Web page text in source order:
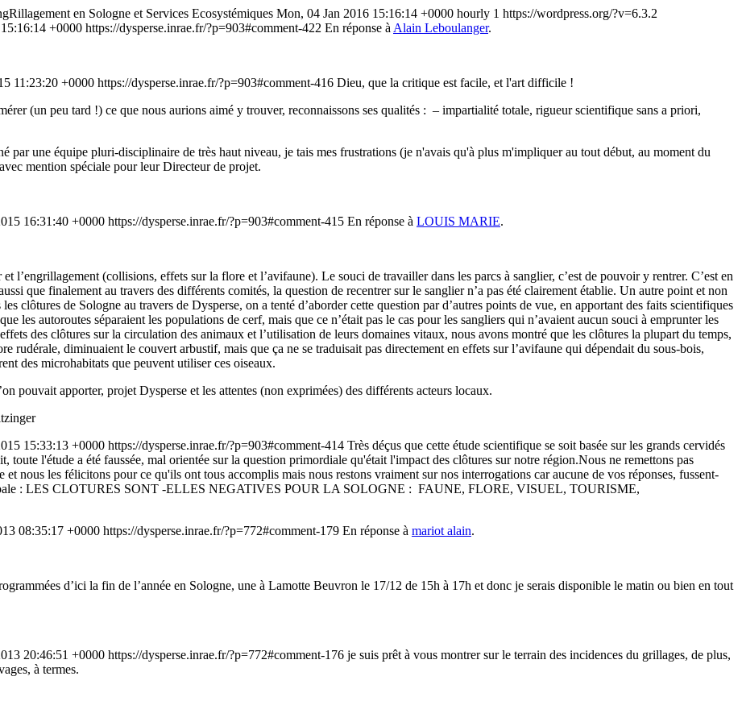
en Sologne et Services Ecosystémiques Mon, 04 Jan 2016 15:16:14 +0000 hourly 1 https://wordpress.org/?v=6.3.2
+0000 https://dysperse.inrae.fr/?p=903#comment-422 En réponse à Alain Leboulanger.
11:23:20 +0000 https://dysperse.inrae.fr/?p=903#comment-416 Dieu, que la critique est facile, et l'art difficile !
(un peu tard !) ce que nous aurions aimé y trouver, reconnaissons ses qualités : – impartialité totale, rigueur scientifique sans a priori,
par une équipe pluri-disciplinaire de très haut niveau, je tais mes frustrations (je n'avais qu'à plus m'impliquer au tout début, au moment du
mention spéciale pour leur Directeur de projet.
16:31:40 +0000 https://dysperse.inrae.fr/?p=903#comment-415 En réponse à LOUIS MARIE.
l’engrillagement (collisions, effets sur la flore et l’avifaune). Le souci de travailler dans les parcs à sanglier, c’est de pouvoir y rentrer. C’est en
que finalement au travers des différents comités, la question de recentrer sur le sanglier n’a pas été clairement établie. Un autre point et non
les clôtures de Sologne au travers de Dysperse, on a tenté d’aborder cette question par d’autres points de vue, en apportant des faits scientifiques
les autoroutes séparaient les populations de cerf, mais que ce n’était pas le cas pour les sangliers qui n’avaient aucun souci à emprunter les
des clôtures sur la circulation des animaux et l’utilisation de leurs domaines vitaux, nous avons montré que les clôtures la plupart du temps,
rudérale, diminuaient le couvert arbustif, mais que ça ne se traduisait pas directement en effets sur l’avifaune qui dépendait du sous-bois,
des microhabitats que peuvent utiliser ces oiseaux.
pouvait apporter, projet Dysperse et les attentes (non exprimées) des différents acteurs locaux.
15:33:13 +0000 https://dysperse.inrae.fr/?p=903#comment-414 Très déçus que cette étude scientifique se soit basée sur les grands cervidés
toute l'étude a été faussée, mal orientée sur la question primordiale qu'était l'impact des clôtures sur notre région.Nous ne remettons pas
nous les félicitons pour ce qu'ils ont tous accomplis mais nous restons vraiment sur nos interrogations car aucune de vos réponses, fussent-
: LES CLOTURES SONT -ELLES NEGATIVES POUR LA SOLOGNE : FAUNE, FLORE, VISUEL, TOURISME,
08:35:17 +0000 https://dysperse.inrae.fr/?p=772#comment-179 En réponse à mariot alain.
d’ici la fin de l’année en Sologne, une à Lamotte Beuvron le 17/12 de 15h à 17h et donc je serais disponible le matin ou bien en tout
20:46:51 +0000 https://dysperse.inrae.fr/?p=772#comment-176 je suis prêt à vous montrer sur le terrain des incidences du grillages, de plus,
à termes.